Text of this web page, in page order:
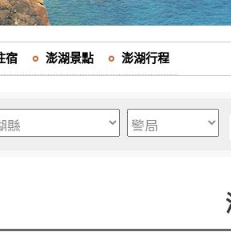
宿 澎湖景點 澎湖行程